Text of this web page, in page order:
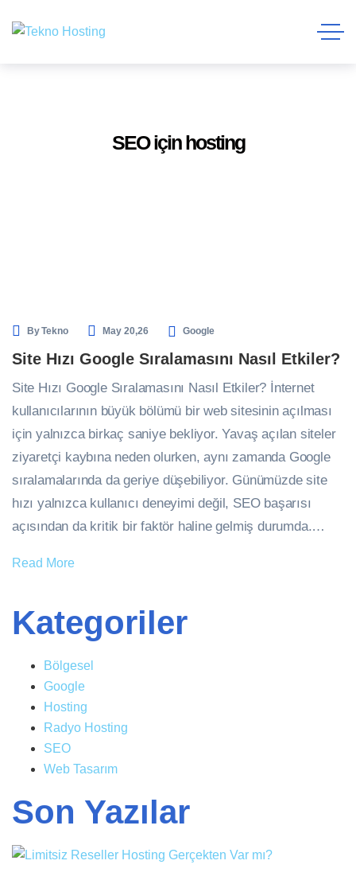
SEO için hosting
ByTekno May 20,26 Google
Site Hızı Google Sıralamasını Nasıl Etkiler?
Site Hızı Google Sıralamasını Nasıl Etkiler? İnternet
kullanıcılarının büyük bölümü bir web sitesinin açılması
için yalnızca birkaç saniye bekliyor. Yavaş açılan siteler
ziyaretçi kaybına neden olurken, aynı zamanda Google
sıralamalarında da geriye düşebiliyor. Günümüzde site
hızı yalnızca kullanıcı deneyimi değil, SEO başarısı
açısından da kritik bir faktör haline gelmiş durumda.…
Read More
Kategoriler
Bölgesel
Google
Hosting
Radyo Hosting
SEO
Web Tasarım
Son Yazılar